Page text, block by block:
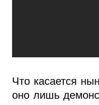
Что касается
оно лишь